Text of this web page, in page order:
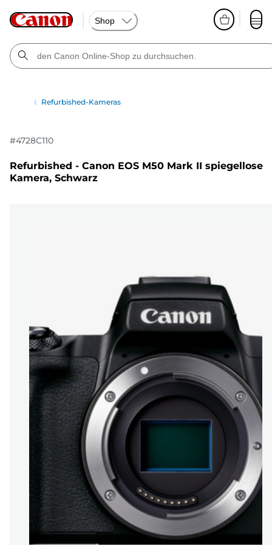
Shop
Refurbished-Kameras
#4728C110
Refurbished - Canon EOS M50 Mark II spiegellose
Kamera, Schwarz